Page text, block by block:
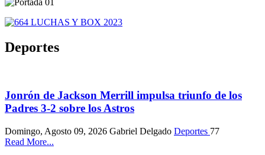
Deportes
Jonrón de Jackson Merrill impulsa triunfo de los
Padres 3-2 sobre los Astros
Domingo, Agosto 09, 2026 Gabriel Delgado Deportes 77
Read More...